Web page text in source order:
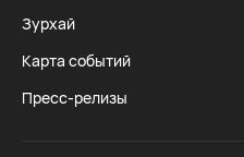
Зурхай
Карта событий
Пресс-релизы